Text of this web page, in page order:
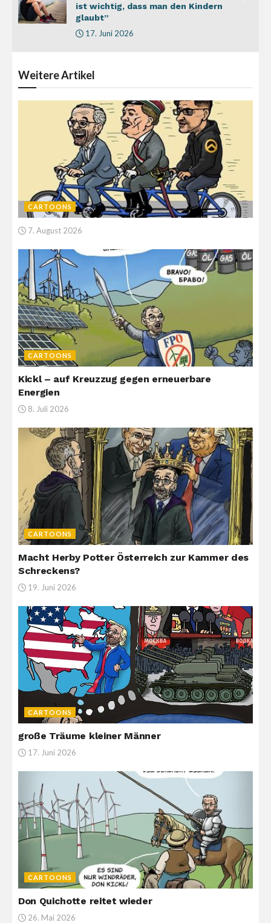
ist wichtig, dass man den Kindern
glaubt”
17. Juni 2026
WeitereArtikel
CARTOONS
7. August 2026
CARTOONS
Kickl – auf Kreuzzug gegen erneuerbare
Energien
8. Juli 2026
CARTOONS
Macht Herby Potter Österreich zur Kammer des
Schreckens?
19. Juni 2026
CARTOONS
große Träume kleiner Männer
17. Juni 2026
CARTOONS
Don Quichotte reitet wieder
26. Mai 2026